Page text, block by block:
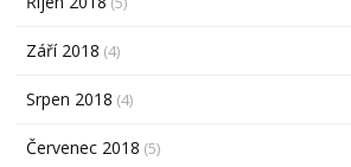
Září 2018 (4)
Srpen 2018 (4)
Červenec 2018 (5)